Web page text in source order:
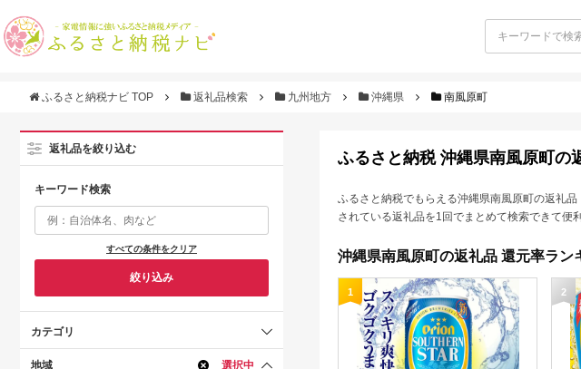
ふるさと納税ナビ TOP 返礼品検索 九州地方 沖縄県 南風原町
返礼品を絞り込む
キーワード検索
すべての条件をクリア
絞り込み
カテゴリ
地域 選択中
ふるさと納税 沖縄県南風原町の
ふるさと納税でもらえる沖縄県南風原町の返礼
されている返礼品を1回でまとめて検索できて便利
沖縄県南風原町の返礼品 還元率ラン
1 2